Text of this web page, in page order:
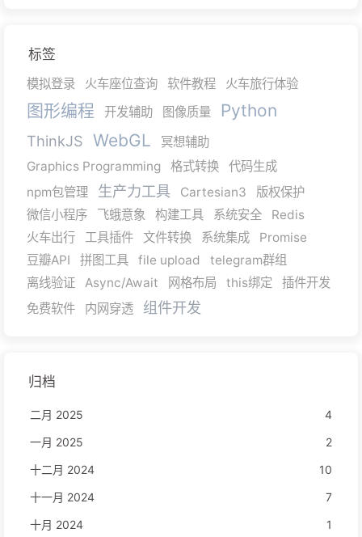
标签
模拟登录 火车座位查询 软件教程 火车旅行体验
图形编程 开发辅助 图像质量 Python
ThinkJS WebGL
冥想辅助
Graphics Programming
格式转换
代码生成
npm包管理
生产力工具 Cartesian3
版权保护
微信小程序
飞蛾意象 构建工具 系统安全
Redis
火车出行
工具插件 文件转换 系统集成
Promise
豆瓣API
拼图工具 file upload
telegram群组
离线验证
Async/Await 网格布局 this绑定
插件开发
免费软件
内网穿透 组件开发
归档
二月 2025
4
一月 2025
2
十二月 2024
10
十一月 2024
7
十月 2024
1